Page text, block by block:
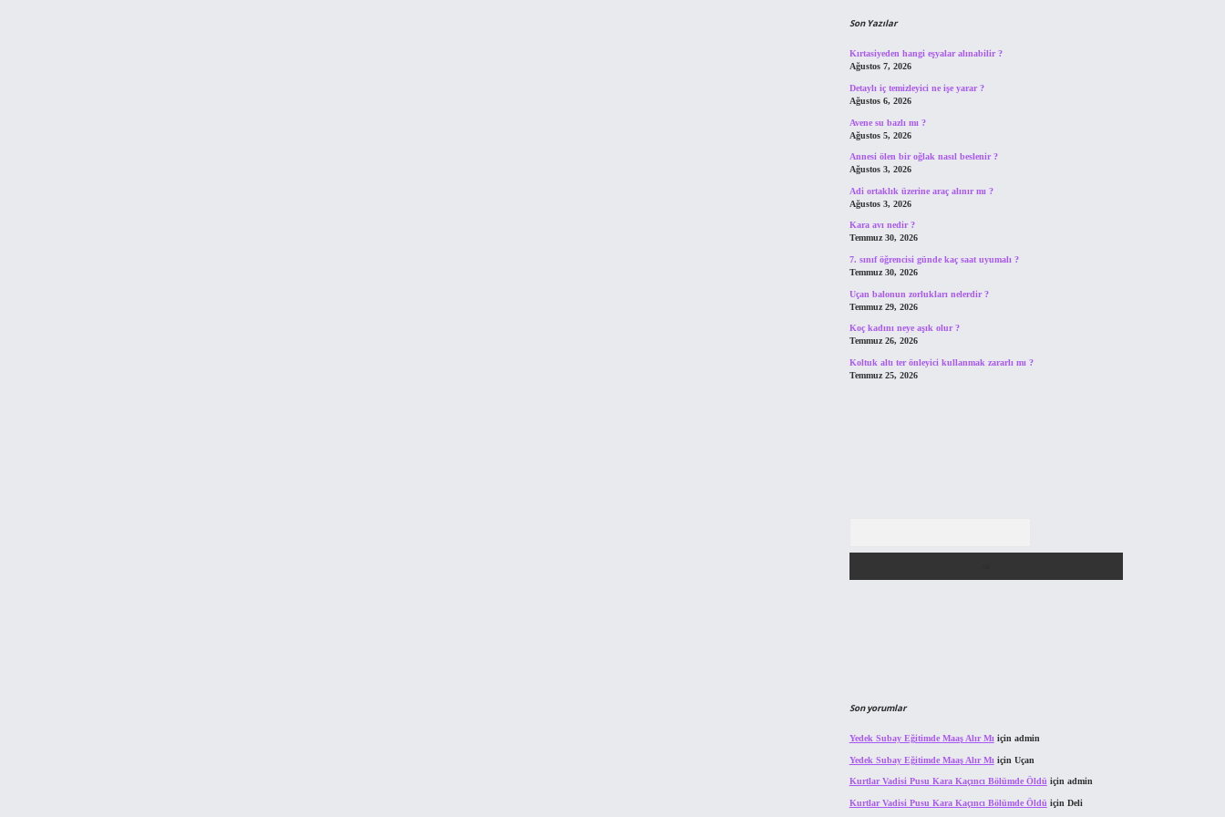
Son Yazılar
Kırtasiyeden hangi eşyalar alınabilir ?
Ağustos 7, 2026
Detaylı iç temizleyici ne işe yarar ?
Ağustos 6, 2026
Avene su bazlı mı ?
Ağustos 5, 2026
Annesi ölen bir oğlak nasıl beslenir ?
Ağustos 3, 2026
Adi ortaklık üzerine araç alınır mı ?
Ağustos 3, 2026
Kara avı nedir ?
Temmuz 30, 2026
7. sınıf öğrencisi günde kaç saat uyumalı ?
Temmuz 30, 2026
Uçan balonun zorlukları nelerdir ?
Temmuz 29, 2026
Koç kadını neye aşık olur ?
Temmuz 26, 2026
Koltuk altı ter önleyici kullanmak zararlı mı ?
Temmuz 25, 2026
Son yorumlar
Yedek Subay Eğitimde Maaş Alır Mı için admin
Yedek Subay Eğitimde Maaş Alır Mı için Uçan
Kurtlar Vadisi Pusu Kara Kaçıncı Bölümde Öldü için admin
Kurtlar Vadisi Pusu Kara Kaçıncı Bölümde Öldü için Deli